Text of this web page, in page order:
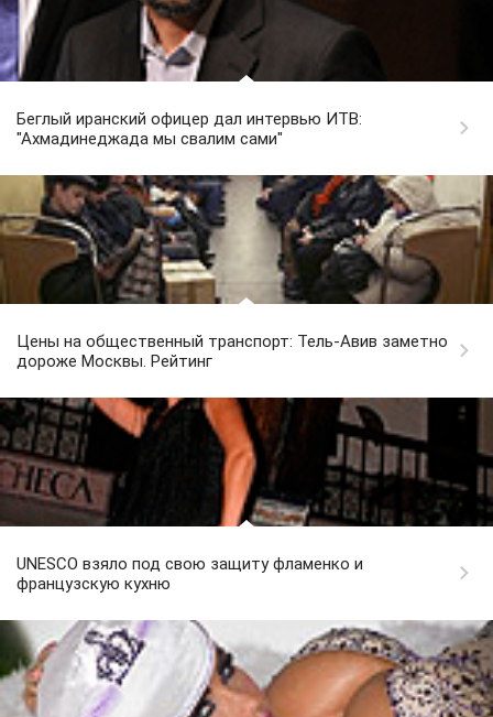
Беглый иранский офицер дал интервью ИТВ:
"Ахмадинеджада мы свалим сами"
Цены на общественный транспорт: Тель-Авив заметно
дороже Москвы. Рейтинг
UNESСO взяло под свою защиту фламенко и
французскую кухню